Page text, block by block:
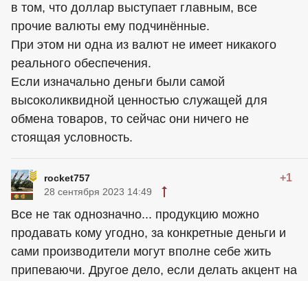
в том, что доллар выступает главным, все
прочие валюты ему подчинённые.
При этом ни одна из валют не имеет никакого
реального обеспечения.
Если изначально деньги были самой
высоколиквидной ценностью служащей для
обмена товаров, то сейчас они ничего не
стоящая условность.
rocket757 +1
28 сентября 2023 14:49
Все не так однозначно... продукцию можно
продавать кому угодно, за конкретные деньги и
сами производители могут вполне себе жить
припеваючи. Другое дело, если делать акцент на